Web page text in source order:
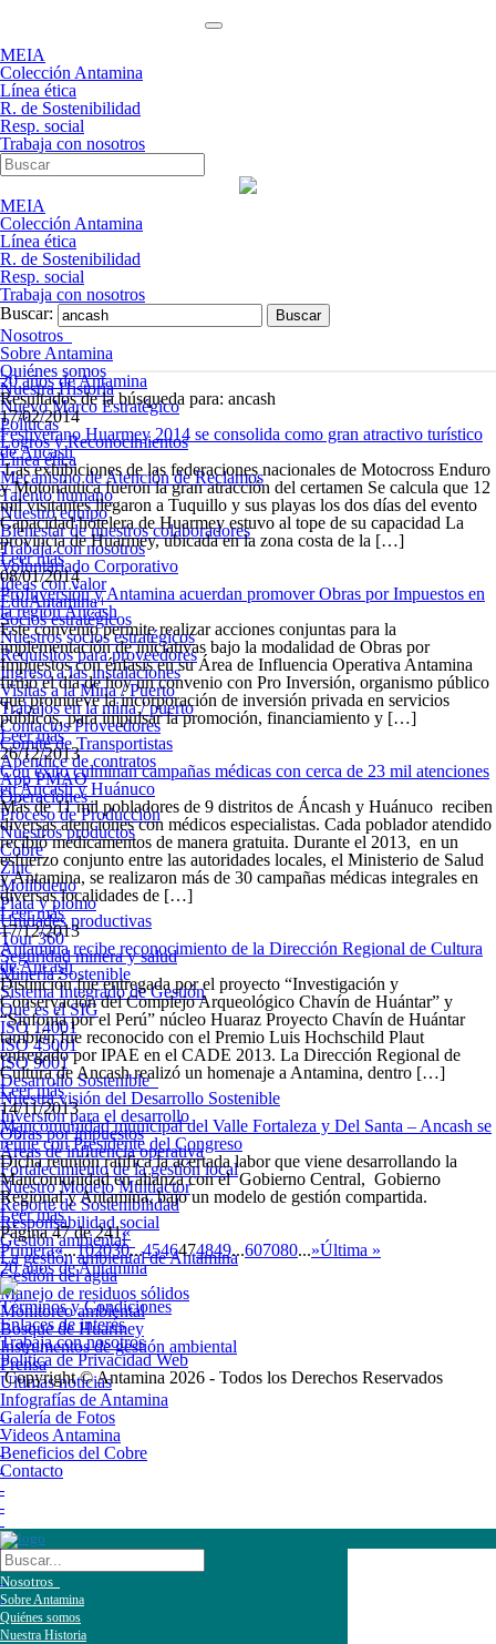
MEIA
Colección Antamina
Línea ética
R. de Sostenibilidad
Resp. social
Trabaja con nosotros
MEIA
Colección Antamina
Línea ética
R. de Sostenibilidad
Resp. social
Trabaja con nosotros
Buscar:
Nosotros
Sobre Antamina
Quiénes somos
Nuestra Historia
Nuevo Marco Estratégico
Políticas
Logros y Reconocimientos
Línea ética
Mecanismo de Atención de Reclamos
Talento humano
Nuestro equipo
Bienestar de nuestros colaboradores
Trabaja con nosotros
Voluntariado Corporativo
Ideas con valor
EduAntamina+
Socios estratégicos
Nuestros socios estratégicos
Requisitos para proveedores
Ingreso a las instalaciones
Visitas a la Mina / Puerto
Trabajos en la mina / puerto
Contactos Proveedores
Comité de Transportistas
Apéndice de contratos
App PMAO
Operaciones
Proceso de Producción
Nuestros productos
Cobre
Zinc
Molibdeno
Plata y plomo
Unidades productivas
Tour 360
Seguridad minera y salud
Minería Sostenible
Sistema Integrado de Gestión
Qué es el SIG
ISO 14001
ISO 45001
ISO 9001
Desarrollo Sostenible
Nuestra visión del Desarrollo Sostenible
Inversión para el desarrollo
Obras por impuestos
Áreas de influencia operativa
Fortalecimiento de la gestión local
Nuestro Modelo Multiactor
Reporte de Sostenibilidad
Responsabilidad social
Gestión ambiental
La gestión ambiental de Antamina
Gestión del agua
Manejo de residuos sólidos
Monitoreo ambiental
Bosque de Huarmey
Instrumentos de gestión ambiental
Prensa
Últimas noticias
Infografías de Antamina
Galería de Fotos
Videos Antamina
Beneficios del Cobre
Contacto
20 años de Antamina
Resultados de la búsqueda para: ancash
17/02/2014
Festiverano Huarmey 2014 se consolida como gran atractivo turístico
de Ancash
Las exhibiciones de las federaciones nacionales de Motocross Enduro
y Motonáutica fueron la gran atracción del certamen Se calcula que 12
mil visitantes llegaron a Tuquillo y sus playas los dos días del evento
Capacidad hotelera de Huarmey estuvo al tope de su capacidad La
provincia de Huarmey, ubicada en la zona costa de la […]
Leer más
08/01/2014
ProInversión y Antamina acuerdan promover Obras por Impuestos en
la región Ancash
Este convenio permite realizar acciones conjuntas para la
implementación de iniciativas bajo la modalidad de Obras por
Impuestos con énfasis en su Área de Influencia Operativa Antamina
firmó el día de hoy un convenio con Pro Inversión, organismo público
que promueve la incorporación de inversión privada en servicios
públicos, para impulsar la promoción, financiamiento y […]
Leer más
26/12/2013
Con éxito culminan campañas médicas con cerca de 23 mil atenciones
en Ancash y Huánuco
Más de 11 mil pobladores de 9 distritos de Áncash y Huánuco reciben
diversas atenciones con médicos especialistas. Cada poblador atendido
recibió medicamentos de manera gratuita. Durante el 2013, en un
esfuerzo conjunto entre las autoridades locales, el Ministerio de Salud
y Antamina, se realizaron más de 30 campañas médicas integrales en
diversas localidades de […]
Leer más
17/12/2013
Antamina recibe reconocimiento de la Dirección Regional de Cultura
de Ancash
Distinción fue entregada por el proyecto “Investigación y
Conservación del Complejo Arqueológico Chavín de Huántar” y
“Sinfonía por el Perú” núcleo Huaraz Proyecto Chavín de Huántar
también fue reconocido con el Premio Luis Hochschild Plaut
entregado por IPAE en el CADE 2013. La Dirección Regional de
Cultura de Ancash realizó un homenaje a Antamina, dentro […]
Leer más
14/11/2013
Mancomunidad municipal del Valle Fortaleza y Del Santa – Ancash se
reúne con Presidente del Congreso
Dicha reunión ratifica la acertada labor que viene desarrollando la
Mancomunidad en alianza con el Gobierno Central, Gobierno
Regional y Antamina, bajo un modelo de gestión compartida.
Leer más
Página 47 de 241«
Primera«...102030...4546474849...607080...»Última »
20 años de Antamina
Términos y Condiciones
Enlaces de interés
Trabaja con nosotros
Política de Privacidad Web
Copyright © Antamina 2026 - Todos los Derechos Reservados
Nosotros
Sobre Antamina
Quiénes somos
Nuestra Historia